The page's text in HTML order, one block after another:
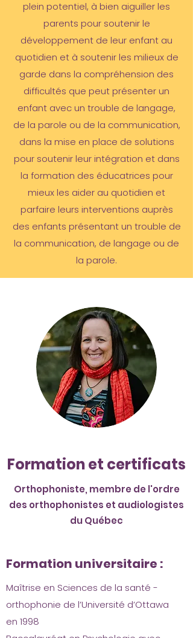
plein potentiel, à bien aiguiller les
parents pour soutenir le
développement de leur enfant au
quotidien et à soutenir les milieux de
garde dans la compréhension des
difficultés que peut présenter un
enfant avec un trouble de langage,
de la parole ou de la communication,
dans la mise en place de solutions
pour soutenir leur intégration et dans
la formation des éducatrices pour
mieux les aider au quotidien et
parfaire leurs interventions auprès
des enfants présentant un trouble de
la communication, de langage ou de
la parole.
Formation et certificats
Orthophoniste, membre de l'ordre
des orthophonistes et audiologistes
du Québec
Formation universitaire :
Maîtrise en Sciences de la santé -
orthophonie de l’Université d’Ottawa
en 1998